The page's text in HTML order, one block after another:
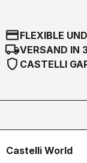
credit_cardFLEXIBLE
local_shippingVERSAND IN
shield CASTELLI
Castelli World